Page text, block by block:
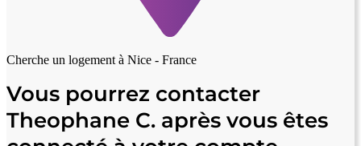
Cherche un logement à Nice - France
Vous pourrez contacter
Theophane C. après vous êtes